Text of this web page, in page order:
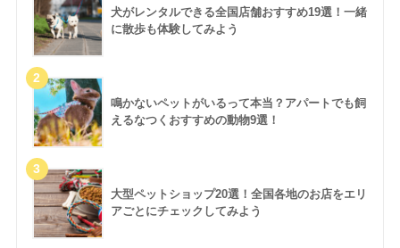
犬がレンタルできる全国店舗おすすめ19選！一緒
に散歩も体験してみよう
鳴かないペットがいるって本当？アパートでも飼
えるなつくおすすめの動物9選！
大型ペットショップ20選！全国各地のお店をエリ
アごとにチェックしてみよう